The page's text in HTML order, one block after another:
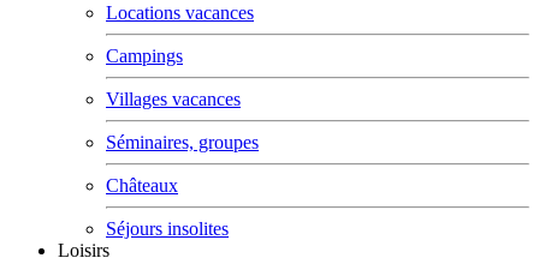
Locations vacances
Campings
Villages vacances
Séminaires, groupes
Châteaux
Séjours insolites
Loisirs